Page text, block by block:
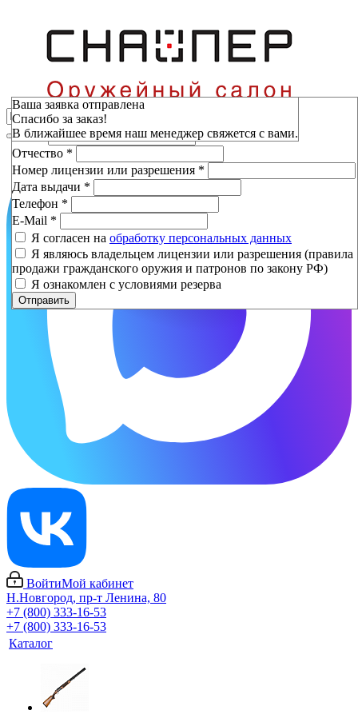
ВойтиМой кабинет
Н.Новгород, пр-т Ленина, 80
+7 (800) 333-16-53
+7 (800) 333-16-53
Каталог
Зарезервировать
Фамилия*
Имя*
Отчество *
Номер лицензии или разрешения *
Дата выдачи *
Телефон *
E-Mail *
Я согласен на обработку персональных данных
Я являюсь владельцем лицензии или разрешения (правила
продажи гражданского оружия и патронов по закону РФ)
Я ознакомлен с условиями резерва
Отправить
Ваша заявка отправлена
Спасибо за заказ!
В ближайшее время наш менеджер свяжется с вами.